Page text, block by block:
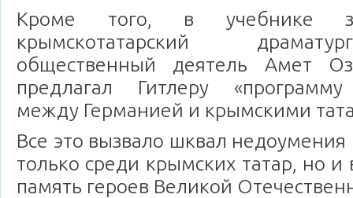
Кроме того, в учебнике
крымскотатарский
общественный деятель Амет
предлагал Гитлеру «программу
между Германией и крымскими
Все это вызвало шквал
только среди крымских татар, но и
память героев Великой